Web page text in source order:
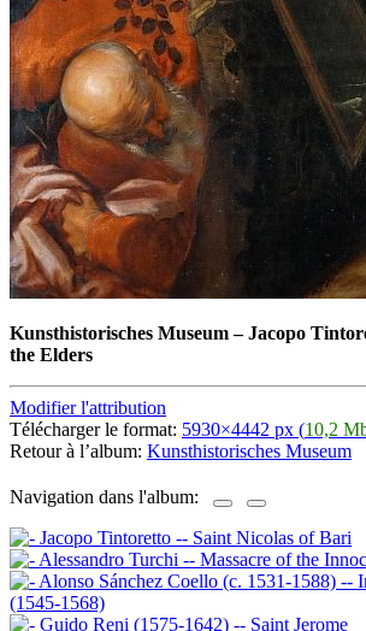
Kunsthistorisches Museum–Jacopo
the Elders
Modifier l'attribution
Télécharger le format: 5930×4442 px (10,2
Retour à l’album: Kunsthistorisches Museum
Navigation dans l'album: